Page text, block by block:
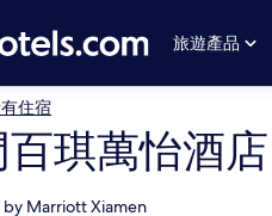
旅遊產品
住宿
琪萬怡酒店
Marriott Xiamen